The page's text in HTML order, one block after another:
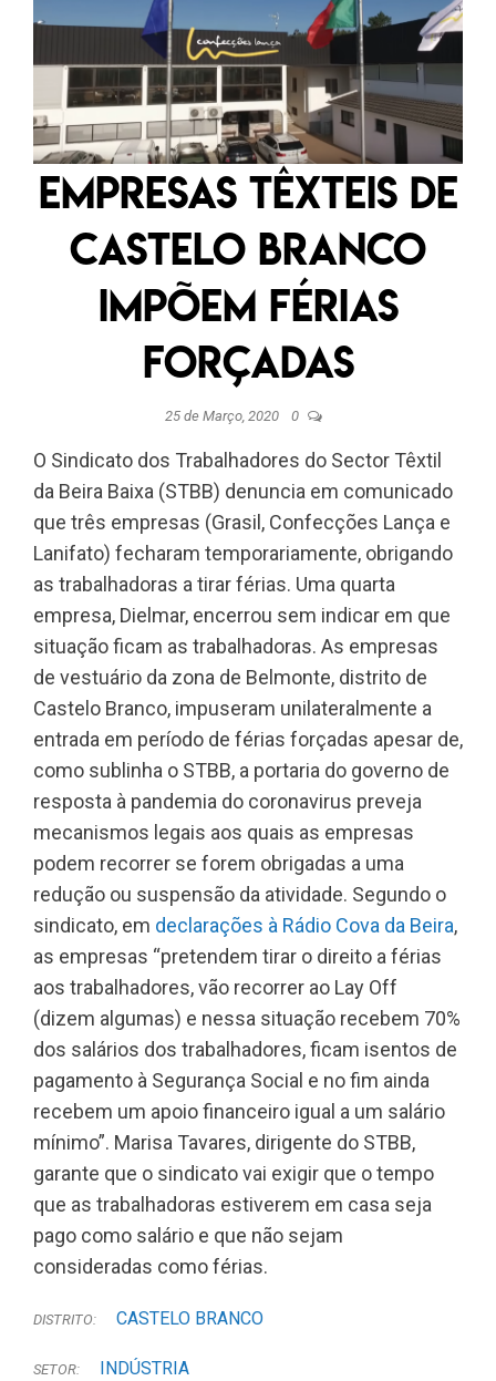
Empresas têxteis de
Castelo Branco
impõem férias
forçadas
25 de Março, 2020 0
O Sindicato dos Trabalhadores do Sector Têxtil
da Beira Baixa (STBB) denuncia em comunicado
que três empresas (Grasil, Confecções Lança e
Lanifato) fecharam temporariamente, obrigando
as trabalhadoras a tirar férias. Uma quarta
empresa, Dielmar, encerrou sem indicar em que
situação ficam as trabalhadoras. As empresas
de vestuário da zona de Belmonte, distrito de
Castelo Branco, impuseram unilateralmente a
entrada em período de férias forçadas apesar de,
como sublinha o STBB, a portaria do governo de
resposta à pandemia do coronavirus preveja
mecanismos legais aos quais as empresas
podem recorrer se forem obrigadas a uma
redução ou suspensão da atividade. Segundo o
sindicato, em declarações à Rádio Cova da Beira,
as empresas “pretendem tirar o direito a férias
aos trabalhadores, vão recorrer ao Lay Off
(dizem algumas) e nessa situação recebem 70%
dos salários dos trabalhadores, ficam isentos de
pagamento à Segurança Social e no fim ainda
recebem um apoio financeiro igual a um salário
mínimo”. Marisa Tavares, dirigente do STBB,
garante que o sindicato vai exigir que o tempo
que as trabalhadoras estiverem em casa seja
pago como salário e que não sejam
consideradas como férias.
DISTRITO: CASTELO BRANCO
SETOR: INDÚSTRIA